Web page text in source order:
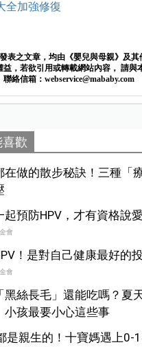
全加強修復
表之文章，均由《嬰兒與母親》及
益，若欲引用或轉載網站內容， 請與
絡信箱： webservice@mababy.com
歡
做的散步秘訣！三種「
起預防HPV，才有資格說
會
！是對自己健康最好的
會
黑絲長毛」還能吃嗎？夏
小孩最要小心這些事
是親生的！十寶媽遇上0-